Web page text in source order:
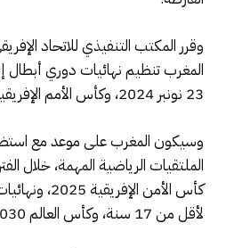
وقرر ‏المكتب التنفيذي للاتحاد
23 نونبر 2024، وكأس الأمم الإفريقية للسيدات 2026.
وسيكون المغرب على موعد مع
الملتقيات الرياضية المهمة، خلال
كأس الأمن
لأقل من 17 سنة، وكأس العالم 2030، رفقة إسبانيا والبرتغال.